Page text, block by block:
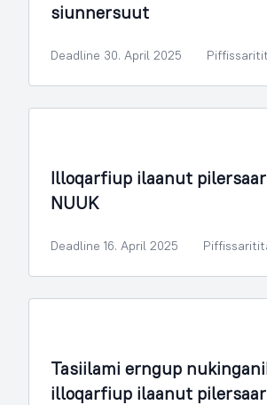
siunnersuut
Deadline 30. April 2025
Illoqarfiup ilaanut
NUUK
Deadline 16. April 2025
Tasiilami erngup
illoqarfiup ilaanut